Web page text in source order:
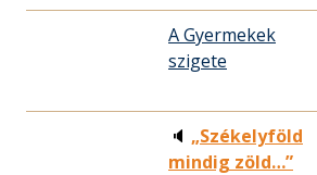
A Gyermekek
szigete
🔈 „Székelyföld
mindig zöld…”